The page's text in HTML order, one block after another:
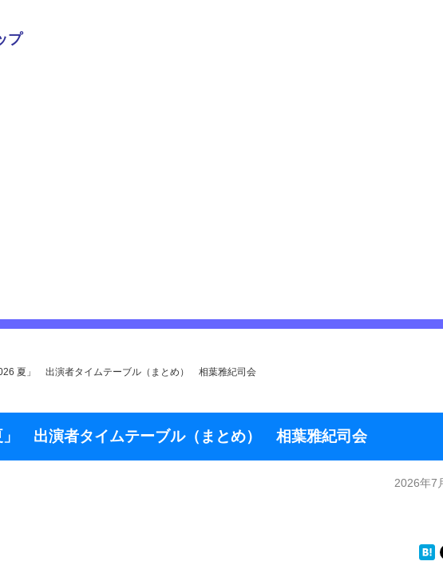
プ
夏」 出演者タイムテーブル（まとめ） 相葉雅紀司会
」 出演者タイムテーブル（まとめ） 相葉雅紀司会
2026年7